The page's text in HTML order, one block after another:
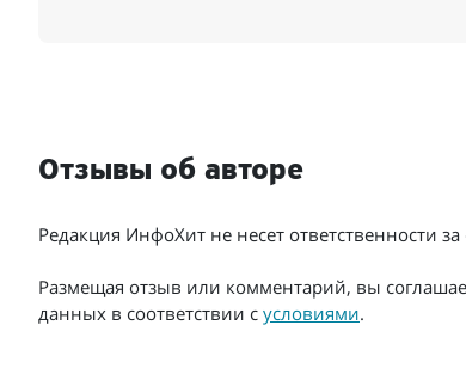
Отзывы об авторе
Редакция ИнфоХит не несет ответственности
Размещая отзыв или комментарий, вы
данных в соответствии с условиями.